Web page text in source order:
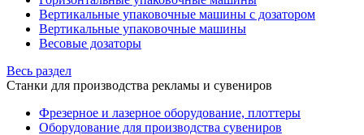
Вертикальные упаковочные машины с дозатором
Вертикальные упаковочные машины
Весовые дозаторы
Весь раздел
Станки для производства рекламы и сувениров
Фрезерное и лазерное оборудование, плоттеры
Оборудование для производства сувениров